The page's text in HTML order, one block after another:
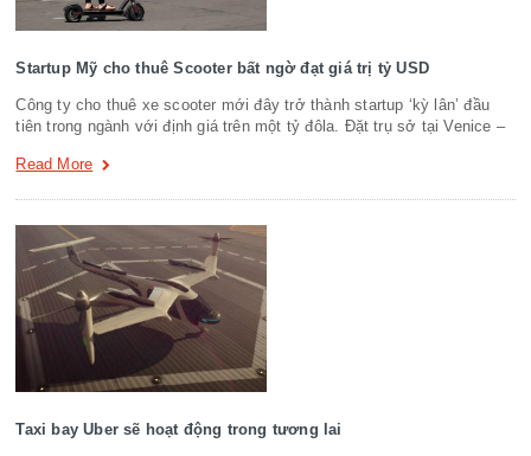
Startup Mỹ cho thuê Scooter bất ngờ đạt giá trị tỷ USD
Công ty cho thuê xe scooter mới đây trở thành startup ‘kỳ lân’ đầu
tiên trong ngành với định giá trên một tỷ đôla. Đặt trụ sở tại Venice –
Read More
Taxi bay Uber sẽ hoạt động trong tương lai